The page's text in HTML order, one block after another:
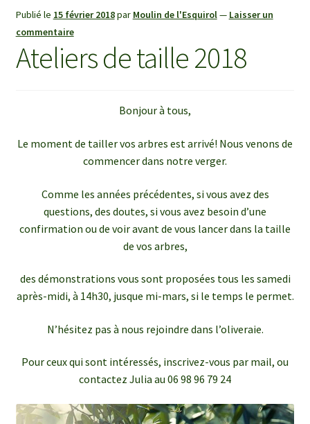
Publié le 15 février 2018par Moulin de l'Esquirol— Laisser un
commentaire
Ateliers de taille 2018
Bonjour à tous,
Le moment de tailler vos arbres est arrivé! Nous venons de
commencer dans notre verger.
Comme les années précédentes, si vous avez des
questions, des doutes, si vous avez besoin d’une
confirmation ou de voir avant de vous lancer dans la taille
de vos arbres,
des démonstrations vous sont proposées tous les samedi
après-midi, à 14h30, jusque mi-mars, si le temps le permet.
N’hésitez pas à nous rejoindre dans l’oliveraie.
Pour ceux qui sont intéressés, inscrivez-vous par mail, ou
contactez Julia au 06 98 96 79 24